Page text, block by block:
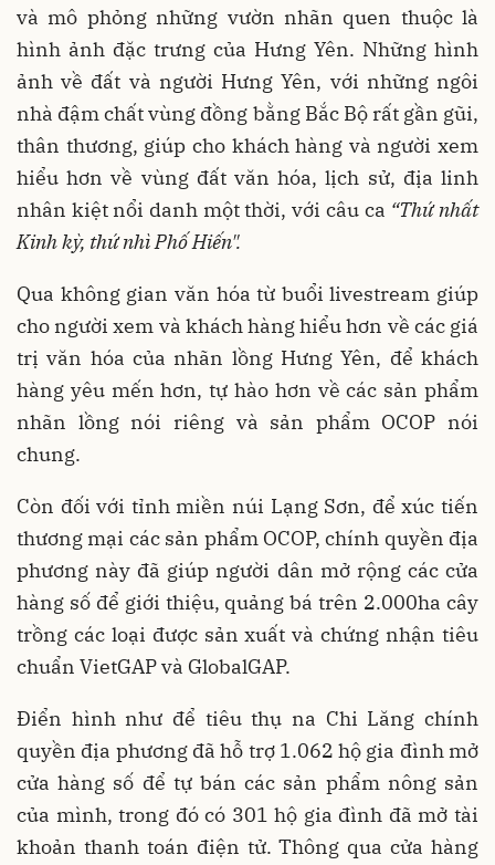
và mô phỏng những vườn nhãn quen thuộc là
hình ảnh đặc trưng của Hưng Yên. Những hình
ảnh về đất và người Hưng Yên, với những ngôi
nhà đậm chất vùng đồng bằng Bắc Bộ rất gần gũi,
thân thương, giúp cho khách hàng và người xem
hiểu hơn về vùng đất văn hóa, lịch sử, địa linh
nhân kiệt nổi danh một thời, với câu ca “Thứ nhất
Kinh kỳ, thứ nhì Phố Hiến".
Qua không gian văn hóa từ buổi livestream giúp
cho người xem và khách hàng hiểu hơn về các giá
trị văn hóa của nhãn lồng Hưng Yên, để khách
hàng yêu mến hơn, tự hào hơn về các sản phẩm
nhãn lồng nói riêng và sản phẩm OCOP nói
chung.
Còn đối với tỉnh miền núi Lạng Sơn, để xúc tiến
thương mại các sản phẩm OCOP, chính quyền địa
phương này đã giúp người dân mở rộng các cửa
hàng số để giới thiệu, quảng bá trên 2.000ha cây
trồng các loại được sản xuất và chứng nhận tiêu
chuẩn VietGAP và GlobalGAP.
Điển hình như để tiêu thụ na Chi Lăng chính
quyền địa phương đã hỗ trợ 1.062 hộ gia đình mở
cửa hàng số để tự bán các sản phẩm nông sản
của mình, trong đó có 301 hộ gia đình đã mở tài
khoản thanh toán điện tử. Thông qua cửa hàng